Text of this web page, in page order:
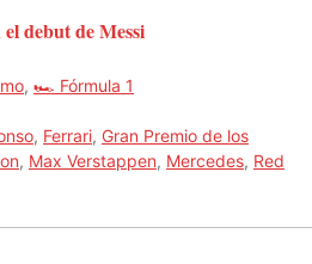
debut de Messi
, 🏎️ Fórmula 1
, Ferrari, Gran Premio de los
, Max Verstappen, Mercedes, Red